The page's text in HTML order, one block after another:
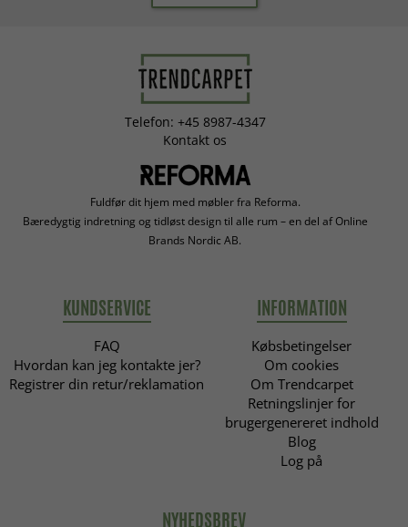
Telefon: +45 8987-4347
Kontakt os
Fuldfør dit hjem med møbler fra Reforma.
Bæredygtig indretning og tidløst design til alle rum – en del af Online
Brands Nordic AB.
KUNDSERVICE
FAQ
Hvordan kan jeg kontakte jer?
Registrer din retur/reklamation
INFORMATION
Købsbetingelser
Om cookies
Om Trendcarpet
Retningslinjer for
brugergenereret indhold
Blog
Log på
NYHEDSBREV